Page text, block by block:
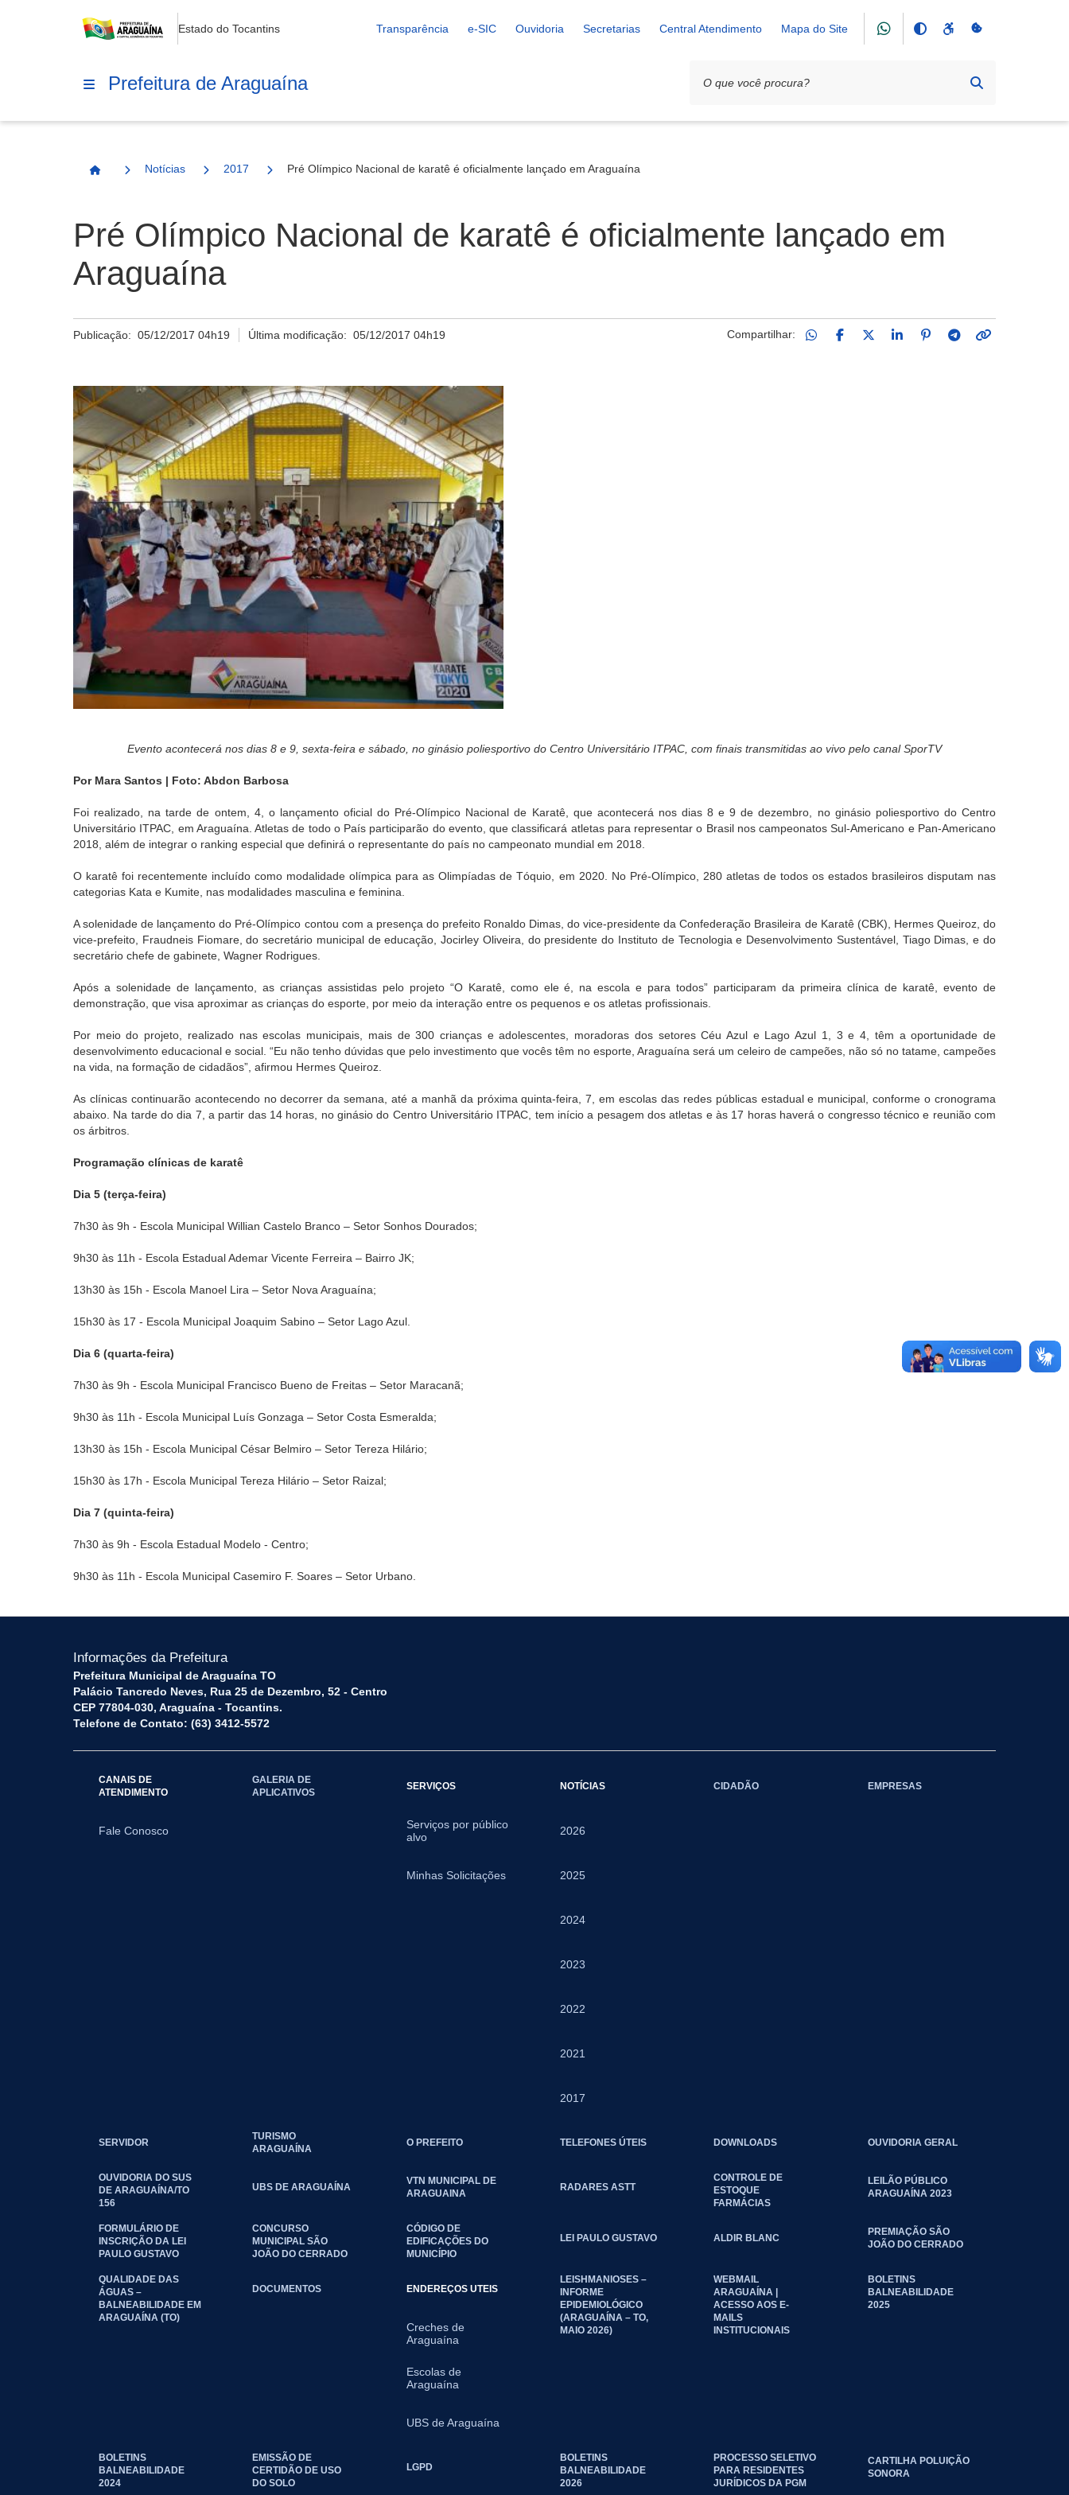
Estado do Tocantins Transparência e-SIC Ouvidoria Secretarias Central Atendimento Mapa do Site
Prefeitura de Araguaína
Página Inicial
Notícias 2017 Pré Olímpico Nacional de karatê é oficialmente lançado em Araguaína
Pré Olímpico Nacional de karatê é oficialmente lançado em
Araguaína
Publicação: 05/12/2017 04h19 Última modificação:05/12/2017 04h19 Compartilhar:
Evento acontecerá nos dias 8 e 9, sexta-feira e sábado, no ginásio poliesportivo do Centro Universitário ITPAC, com finais transmitidas ao vivo pelo canal SporTV
Por Mara Santos | Foto: Abdon Barbosa
Foi realizado, na tarde de ontem, 4, o lançamento oficial do Pré-Olímpico Nacional de Karatê, que acontecerá nos dias 8 e 9 de dezembro, no ginásio poliesportivo do Centro
Universitário ITPAC, em Araguaína. Atletas de todo o País participarão do evento, que classificará atletas para representar o Brasil nos campeonatos Sul-Americano e Pan-Americano
2018, além de integrar o ranking especial que definirá o representante do país no campeonato mundial em 2018.
O karatê foi recentemente incluído como modalidade olímpica para as Olimpíadas de Tóquio, em 2020. No Pré-Olímpico, 280 atletas de todos os estados brasileiros disputam nas
categorias Kata e Kumite, nas modalidades masculina e feminina.
A solenidade de lançamento do Pré-Olímpico contou com a presença do prefeito Ronaldo Dimas, do vice-presidente da Confederação Brasileira de Karatê (CBK), Hermes Queiroz, do
vice-prefeito, Fraudneis Fiomare, do secretário municipal de educação, Jocirley Oliveira, do presidente do Instituto de Tecnologia e Desenvolvimento Sustentável, Tiago Dimas, e do
secretário chefe de gabinete, Wagner Rodrigues.
Após a solenidade de lançamento, as crianças assistidas pelo projeto “O Karatê, como ele é, na escola e para todos” participaram da primeira clínica de karatê, evento de
demonstração, que visa aproximar as crianças do esporte, por meio da interação entre os pequenos e os atletas profissionais.
Por meio do projeto, realizado nas escolas municipais, mais de 300 crianças e adolescentes, moradoras dos setores Céu Azul e Lago Azul 1, 3 e 4, têm a oportunidade de
desenvolvimento educacional e social. “Eu não tenho dúvidas que pelo investimento que vocês têm no esporte, Araguaína será um celeiro de campeões, não só no tatame, campeões
na vida, na formação de cidadãos”, afirmou Hermes Queiroz.
As clínicas continuarão acontecendo no decorrer da semana, até a manhã da próxima quinta-feira, 7, em escolas das redes públicas estadual e municipal, conforme o cronograma
abaixo. Na tarde do dia 7, a partir das 14 horas, no ginásio do Centro Universitário ITPAC, tem início a pesagem dos atletas e às 17 horas haverá o congresso técnico e reunião com
os árbitros.
Programação clínicas de karatê
Dia 5 (terça-feira)
7h30 às 9h - Escola Municipal Willian Castelo Branco – Setor Sonhos Dourados;
9h30 às 11h - Escola Estadual Ademar Vicente Ferreira – Bairro JK;
13h30 às 15h - Escola Manoel Lira – Setor Nova Araguaína;
15h30 às 17 - Escola Municipal Joaquim Sabino – Setor Lago Azul.
Dia 6 (quarta-feira)
7h30 às 9h - Escola Municipal Francisco Bueno de Freitas – Setor Maracanã;
9h30 às 11h - Escola Municipal Luís Gonzaga – Setor Costa Esmeralda;
13h30 às 15h - Escola Municipal César Belmiro – Setor Tereza Hilário;
15h30 às 17h - Escola Municipal Tereza Hilário – Setor Raizal;
Dia 7 (quinta-feira)
7h30 às 9h - Escola Estadual Modelo - Centro;
9h30 às 11h - Escola Municipal Casemiro F. Soares – Setor Urbano.
Informações da Prefeitura
Prefeitura Municipal de Araguaína TO
Palácio Tancredo Neves, Rua 25 de Dezembro, 52 - Centro
CEP 77804-030, Araguaína - Tocantins.
Telefone de Contato: (63) 3412-5572
CANAIS DE
ATENDIMENTO
Fale Conosco
GALERIA DE
APLICATIVOS
SERVIÇOS
Serviços por público
alvo
Minhas Solicitações
NOTÍCIAS
2026
2025
2024
2023
2022
2021
2017
CIDADÃO EMPRESAS
SERVIDOR
TURISMO
ARAGUAÍNA
O PREFEITO TELEFONES ÚTEIS DOWNLOADS OUVIDORIA GERAL
OUVIDORIA DO SUS
DE ARAGUAÍNA/TO
156
UBS DE ARAGUAÍNA
VTN MUNICIPAL DE
ARAGUAINA
RADARES ASTT
CONTROLE DE
ESTOQUE
FARMÁCIAS
LEILÃO PÚBLICO
ARAGUAÍNA 2023
FORMULÁRIO DE
INSCRIÇÃO DA LEI
PAULO GUSTAVO
CONCURSO
MUNICIPAL SÃO
JOÃO DO CERRADO
CÓDIGO DE
EDIFICAÇÕES DO
MUNICÍPIO
LEI PAULO GUSTAVO ALDIR BLANC
PREMIAÇÃO SÃO
JOÃO DO CERRADO
QUALIDADE DAS
ÁGUAS –
BALNEABILIDADE EM
ARAGUAÍNA (TO)
DOCUMENTOS ENDEREÇOS UTEIS
Creches de
Araguaína
Escolas de
Araguaína
UBS de Araguaína
LEISHMANIOSES –
INFORME
EPIDEMIOLÓGICO
(ARAGUAÍNA – TO,
MAIO 2026)
WEBMAIL
ARAGUAÍNA |
ACESSO AOS E-
MAILS
INSTITUCIONAIS
BOLETINS
BALNEABILIDADE
2025
BOLETINS
BALNEABILIDADE
2024
EMISSÃO DE
CERTIDÃO DE USO
DO SOLO
LGPD
BOLETINS
BALNEABILIDADE
2026
PROCESSO SELETIVO
PARA RESIDENTES
JURÍDICOS DA PGM
CARTILHA POLUIÇÃO
SONORA